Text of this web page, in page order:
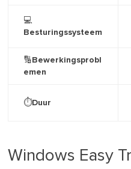
💻
Besturingssysteem
🔢Bewerkingsprobl
emen
⏱️Duur
Windows Easy